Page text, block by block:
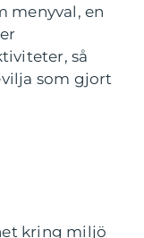
menyval, en
så
som gjort
kring miljö